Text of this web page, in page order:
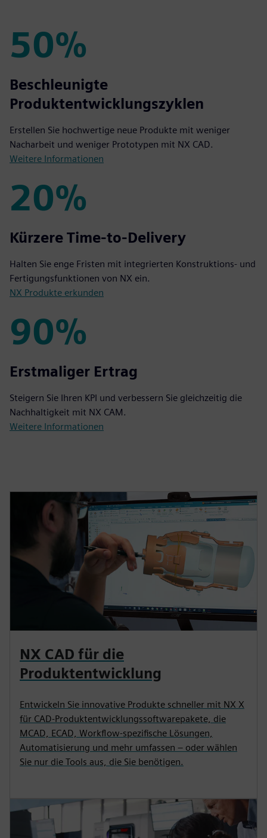
50%
50%
Beschleunigte
Produktentwicklungszyklen
Erstellen Sie hochwertige neue Produkte mit weniger
Nacharbeit und weniger Prototypen mit NX CAD.
Weitere Informationen
20%
20%
Kürzere Time-to-Delivery
Halten Sie enge Fristen mit integrierten Konstruktions- und
Fertigungsfunktionen von NX ein.
NX Produkte erkunden
90%
90%
Erstmaliger Ertrag
Steigern Sie Ihren KPI und verbessern Sie gleichzeitig die
Nachhaltigkeit mit NX CAM.
Weitere Informationen
NX CAD für die
Produktentwicklung
Entwickeln Sie innovative Produkte schneller mit NX X
für CAD-Produktentwicklungssoftwarepakete, die
MCAD, ECAD, Workflow-spezifische Lösungen,
Automatisierung und mehr umfassen – oder wählen
Sie nur die Tools aus, die Sie benötigen.